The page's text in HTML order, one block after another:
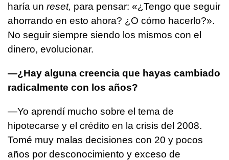
haría un reset, para pensar: «¿Tengo que seguir
ahorrando en esto ahora? ¿O cómo hacerlo?».
No seguir siempre siendo los mismos con el
dinero, evolucionar.
—¿Hay alguna creencia que hayas cambiado
radicalmente con los años?
—Yo aprendí mucho sobre el tema de
hipotecarse y el crédito en la crisis del 2008.
Tomé muy malas decisiones con 20 y pocos
años por desconocimiento y exceso de